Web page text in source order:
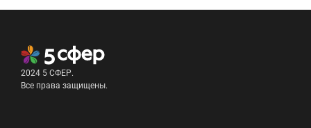
2024 5 СФЕР.
Все права защищены.